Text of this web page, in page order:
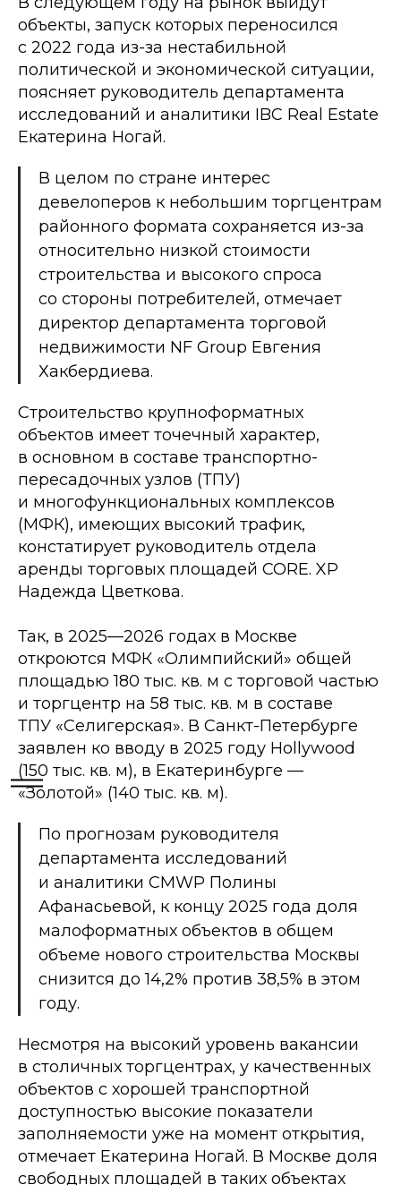
объекты, запуск которых переносился
с 2022 года из-за нестабильной
политической и экономической ситуации,
поясняет руководитель департамента
исследований и аналитики IBC Real Estate
Екатерина Ногай.
В целом по стране интерес
девелоперов к небольшим торгцентрам
районного формата сохраняется из-за
относительно низкой стоимости
строительства и высокого спроса
со стороны потребителей, отмечает
директор департамента торговой
недвижимости NF Group Евгения
Хакбердиева.
Строительство крупноформатных
объектов имеет точечный характер,
в основном в составе транспортно-
пересадочных узлов (ТПУ)
и многофункциональных комплексов
(МФК), имеющих высокий трафик,
констатирует руководитель отдела
аренды торговых площадей CORE. XP
Надежда Цветкова.
Так, в 2025—2026 годах в Москве
откроются МФК «Олимпийский» общей
площадью 180 тыс. кв. м с торговой частью
и торгцентр на 58 тыс. кв. м в составе
ТПУ «Селигерская». В Санкт-Петербурге
заявлен ко вводу в 2025 году Hollywood
(150 тыс. кв. м), в Екатеринбурге —
«Золотой» (140 тыс. кв. м).
По прогнозам руководителя
департамента исследований
и аналитики CMWP Полины
Афанасьевой, к концу 2025 года доля
малоформатных объектов в общем
объеме нового строительства Москвы
снизится до 14,2% против 38,5% в этом
году.
Несмотря на высокий уровень вакансии
в столичных торгцентрах, у качественных
объектов с хорошей транспортной
доступностью высокие показатели
заполняемости уже на момент открытия,
отмечает Екатерина Ногай. В Москве доля
свободных площадей в таких объектах